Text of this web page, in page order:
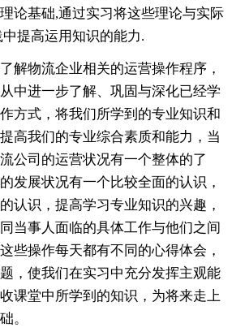
论基础,通过实习将这些理论与实际
提高运用知识的能力.
解物流企业相关的运营操作程序，
中进一步了解、巩固与深化已经学
方式，将我们所学到的专业知识和
高我们的专业综合素质和能力，当
公司的运营状况有一个整体的了
发展状况有一个比较全面的认识，
认识，提高学习专业知识的兴趣，
当事人面临的具体工作与他们之间
些操作每天都有不同的心得体会，
，使我们在实习中充分发挥主观能
课堂中所学到的知识，为将来走上
。